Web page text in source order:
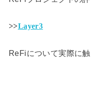
>>Layer3
ReFiについて実際に